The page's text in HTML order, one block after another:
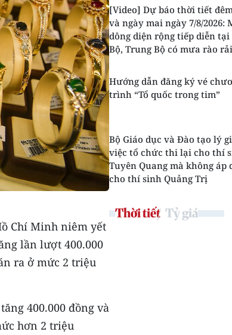
Chí Minh niêm yết
lần lượt 400.000
ra ở mức 2 triệu
400.000 đồng và
hơn 2 triệu
[Video] Dự báo thời tiết
và ngày mai ngày 7/8/2026:
dông diện rộng tiếp diễn tại
Bộ, Trung Bộ có mưa rào
Hướng dẫn đăng ký vé
trình “Tổ quốc trong tim”
Bộ Giáo dục và Đào tạo lý
việc tổ chức thi lại cho thí
Tuyên Quang mà không áp
cho thí sinh Quảng Trị
Thời tiết Tỷ giá